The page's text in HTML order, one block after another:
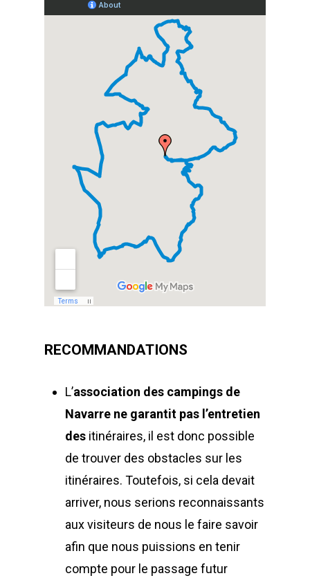
RECOMMANDATIONS
L’association des campings de
Navarre ne garantit pas l’entretien
des itinéraires, il est donc possible
de trouver des obstacles sur les
itinéraires. Toutefois, si cela devait
arriver, nous serions reconnaissants
aux visiteurs de nous le faire savoir
afin que nous puissions en tenir
compte pour le passage futur